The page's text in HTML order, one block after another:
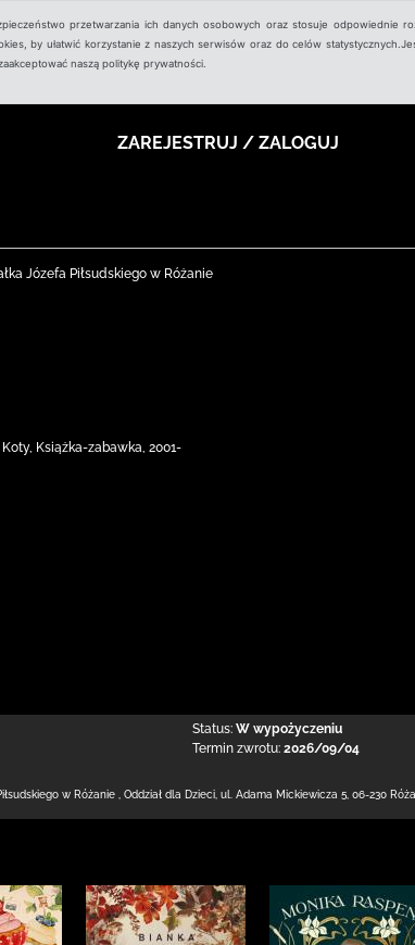
przetwarzania ich danych osobowych oraz stosuje odpowiednie
by ułatwić korzystanie z naszych serwisów oraz do celów
naszą politykę prywatności.
ZAREJESTRUJ / ZALOGUJ
Józefa Piłsudskiego w Różanie
Książka-zabawka, 2001-
Status: W wypożyczeniu
Termin zwrotu: 2026/09/04
w Różanie Oddział dla Dzieci, ul. Adama Mickiewicza 5 06-230